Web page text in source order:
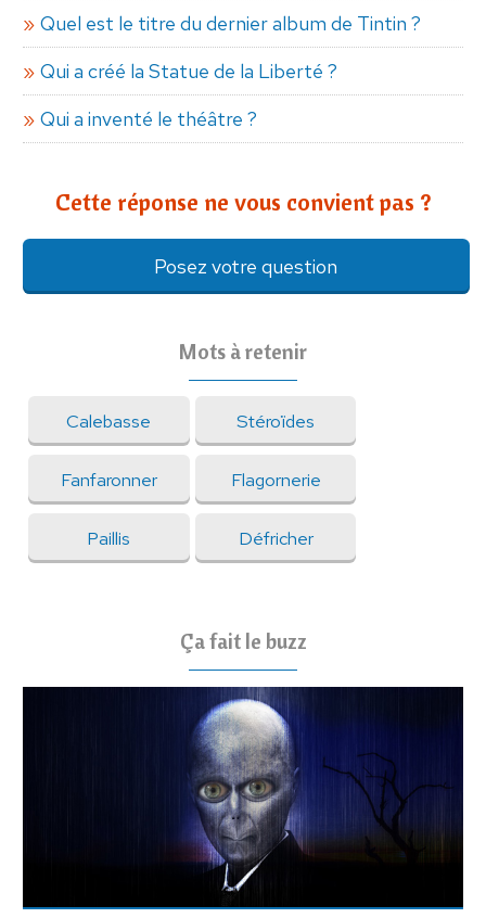
Quel est le titre du dernier album de Tintin ?
Qui a créé la Statue de la Liberté ?
Qui a inventé le théâtre ?
Cette réponse ne vous convient pas ?
Posez votre question
Mots à retenir
Calebasse Stéroïdes
Fanfaronner Flagornerie
Paillis Défricher
Ça fait le buzz